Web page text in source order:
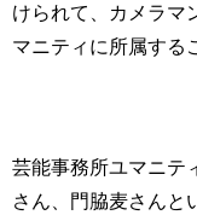
けられて、カメラマ
マニティに所属する
芸能事務所ユマニテ
さん、門脇麦さんと